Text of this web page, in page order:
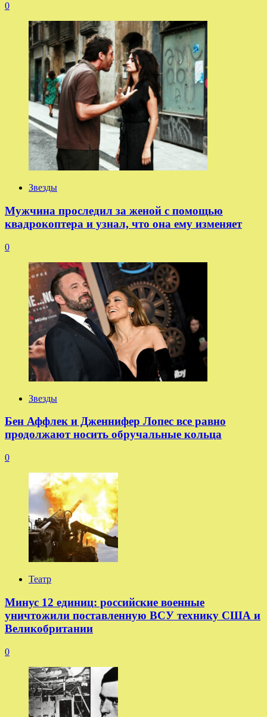
0
Звезды
Мужчина проследил за женой с помощью
квадрокоптера и узнал, что она ему изменяет
0
Звезды
Бен Аффлек и Дженнифер Лопес все равно
продолжают носить обручальные кольца
0
Театр
Минус 12 единиц: российские военные
уничтожили поставленную ВСУ технику США и
Великобритании
0